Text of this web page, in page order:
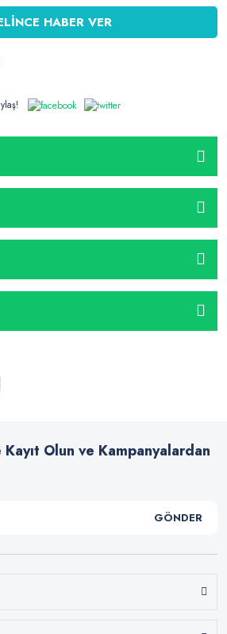
HABER VER
Olun ve Kampanyalardan
GÖNDER